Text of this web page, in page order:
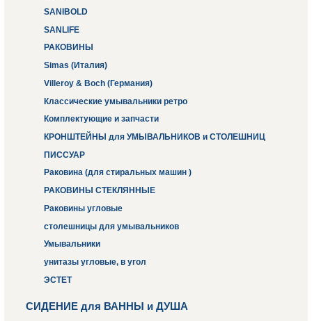
SANIBOLD
SANLIFE
РАКОВИНЫ
Simas (Италия)
Villeroy & Boch (Германия)
Классические умывальники ретро
Комплектующие и запчасти
КРОНШТЕЙНЫ для УМЫВАЛЬНИКОВ и СТОЛЕШНИЦ
ПИССУАР
Раковина (для стиральных машин )
РАКОВИНЫ СТЕКЛЯННЫЕ
Раковины угловые
столешницы для умывальников
Умывальники
унитазы угловые, в угол
ЭСТЕТ
СИДЕНИЕ для ВАННЫ и ДУША